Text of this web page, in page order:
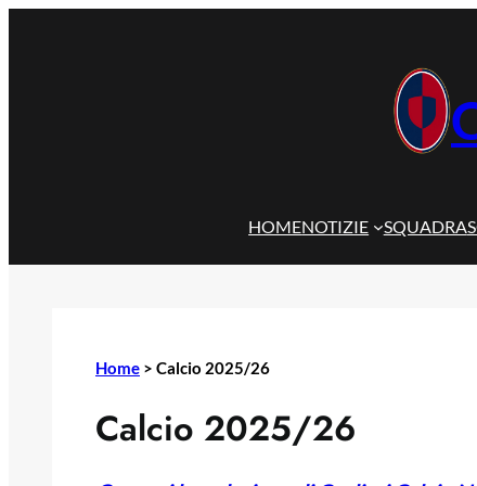
HOMENOTIZIE SQUADRA
Home > Calcio 2025/26
Calcio 2025/26